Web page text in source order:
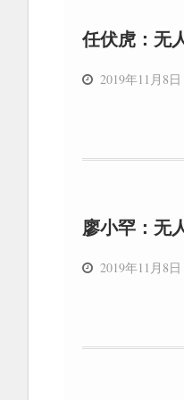
任伏虎：无
2019年11月8日
廖小罕：无
2019年11月8日